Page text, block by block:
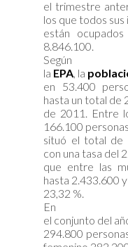
el trimestre
los que todos
están
8.846.100.
Según
la EPA , la
en 53.400
hasta un total de
de 2011. Entre
166.100
situó el total de
con una tasa del
que entre las
hasta 2.433.600
23,32 %.
En
el conjunto del
294.800